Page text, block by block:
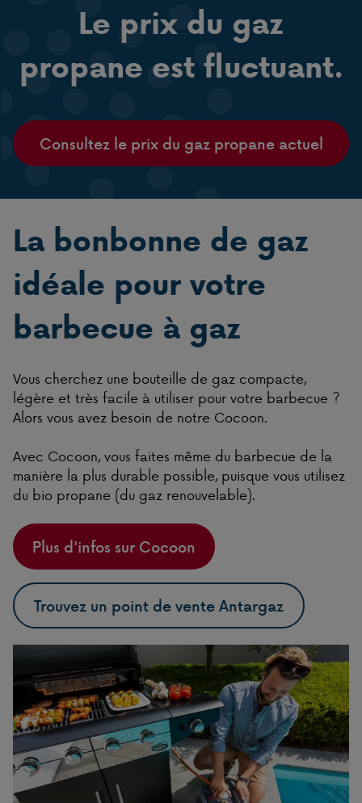
Le prix du gaz
propane est fluctuant.
Consultez le prix du gaz propane actuel
La bonbonne de gaz
idéale pour votre
barbecue à gaz
Vous cherchez une bouteille de gaz compacte,
légère et très facile à utiliser pour votre barbecue ?
Alors vous avez besoin de notre Cocoon.
Avec Cocoon, vous faites même du barbecue de la
manière la plus durable possible, puisque vous utilisez
du bio propane (du gaz renouvelable).
Plus d'infos sur Cocoon
Trouvez un point de vente Antargaz